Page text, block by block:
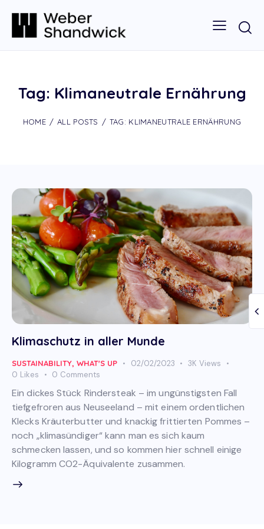
Tag: Klimaneutrale Ernährung
HOME ALL POSTS TAG: KLIMANEUTRALE ERNÄHRUNG
Klimaschutz in aller Munde
SUSTAINABILITY, WHAT'S UP 02/02/2023 3K Views
0 Likes 0 Comments
Ein dickes Stück Rindersteak – im ungünstigsten Fall
tiefgefroren aus Neuseeland – mit einem ordentlichen
Klecks Kräuterbutter und knackig frittierten Pommes –
noch „klimasündiger“ kann man es sich kaum
schmecken lassen, und so kommen hier schnell einige
Kilogramm CO2-Äquivalente zusammen.